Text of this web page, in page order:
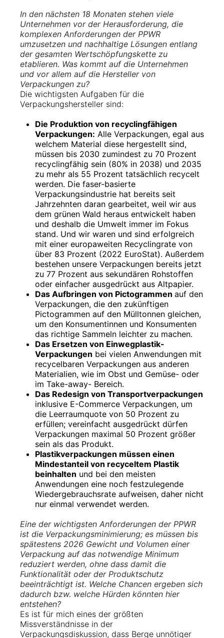
In den nächsten 18 Monaten stehen viele
Unternehmen vor der Herausforderung, die
komplexen Anforderungen der PPWR
umzusetzen und nachhaltige Lösungen entlang
der gesamten Wertschöpfungskette zu
etablieren. Was kommt auf die Unternehmen
und vor allem auf die Hersteller von
Verpackungen zu?
Die wichtigsten Aufgaben für die
Verpackungshersteller sind:
Die Produktion von recyclingfähigen
Verpackungen: Alle Verpackungen, egal aus
welchem Material diese hergestellt sind,
müssen bis 2030 zumindest zu 70 Prozent
recyclingfähig sein (80% in 2038) und 2035
zu mehr als 55 Prozent tatsächlich recycelt
werden. Die faser-basierte
Verpackungsindustrie hat bereits seit
Jahrzehnten daran gearbeitet, weil wir aus
dem grünen Wald heraus entwickelt haben
und deshalb die Umwelt immer im Fokus
stand. Und wir waren und sind erfolgreich
mit einer europaweiten Recyclingrate von
über 83 Prozent (2022 EuroStat). Außerdem
bestehen unsere Verpackungen bereits jetzt
zu 77 Prozent aus sekundären Rohstoffen
oder einfacher ausgedrückt aus Altpapier.
Das Aufbringen von Pictogrammen auf den
Verpackungen, die den zukünftigen
Pictogrammen auf den Mülltonnen gleichen,
um den Konsumentinnen und Konsumenten
das richtige Sammeln leichter zu machen.
Das Ersetzen von Einwegplastik-
Verpackungen bei vielen Anwendungen mit
recycelbaren Verpackungen aus anderen
Materialien, wie im Obst und Gemüse- oder
im Take-away- Bereich.
Das Redesign von Transportverpackungen
inklusive E-Commerce Verpackungen, um
die Leerraumquote von 50 Prozent zu
erfüllen; vereinfacht ausgedrückt dürfen
Verpackungen maximal 50 Prozent größer
sein als das Produkt.
Plastikverpackungen müssen einen
Mindestanteil von recyceltem Plastik
beinhalten und bei den meisten
Anwendungen eine noch festzulegende
Wiedergebrauchsrate aufweisen, daher nicht
nur einmal verwendet werden.
Eine der wichtigsten Anforderungen der PPWR
ist die Verpackungsminimierung; es müssen bis
spätestens 2026 Gewicht und Volumen einer
Verpackung auf das notwendige Minimum
reduziert werden, ohne dass damit die
Funktionalität oder der Produktschutz
beeinträchtigt ist. Welche Chancen ergeben sich
dadurch bzw. welche Hürden könnten hier
entstehen?
Es ist für mich eines der größten
Missverständnisse in der
Verpackungsdiskussion, dass Berge unnötiger